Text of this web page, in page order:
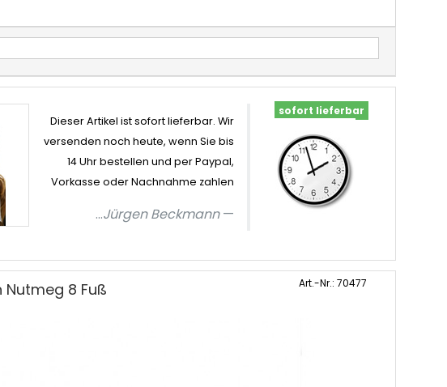
Dieser Artikel ist sofort lieferbar. Wir
versenden noch heute, wenn Sie bis
14 Uhr bestellen und per Paypal,
Vorkasse oder Nachnahme zahlen
...Jürgen Beckmann
sofort lieferbar
8 Fuß Art.-Nr.: 70477